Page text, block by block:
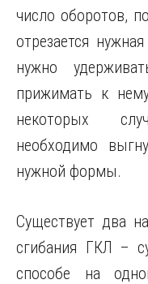
число оборотов,
отрезается
нужно
прижимать к
некоторых
необходимо
нужной формы.
Существует два
сгибания ГКЛ –
способе на